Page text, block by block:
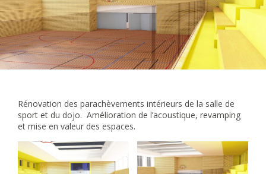
Rénovation des parachèvements intérieurs de la salle de
sport et du dojo. Amélioration de l’acoustique, revamping
et mise en valeur des espaces.